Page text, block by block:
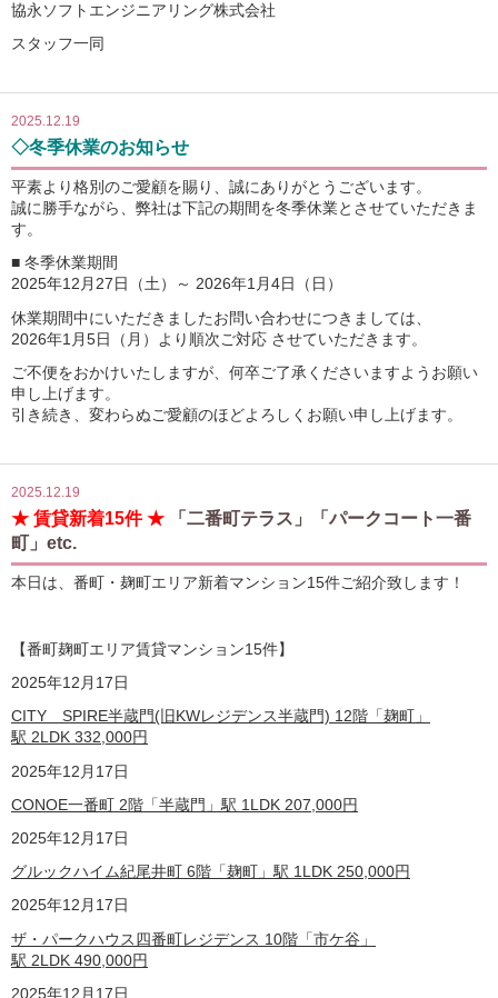
協永ソフトエンジニアリング株式会社
スタッフ一同
2025.12.19
◇冬季休業のお知らせ
平素より格別のご愛顧を賜り、誠にありがとうございます。
誠に勝手ながら、弊社は下記の期間を冬季休業とさせていただきま
す。
■ 冬季休業期間
2025年12月27日（土）～ 2026年1月4日（日）
休業期間中にいただきましたお問い合わせにつきましては、
2026年1月5日（月）より順次ご対応 させていただきます。
ご不便をおかけいたしますが、何卒ご了承くださいますようお願い
申し上げます。
引き続き、変わらぬご愛顧のほどよろしくお願い申し上げます。
2025.12.19
★ 賃貸新着15件 ★
「二番町テラス」「パークコート一番
町」etc.
本日は、番町・麹町エリア新着マンション15件ご紹介致します！
【番町麹町エリア賃貸マンション15件】
2025年12月17日
CITY SPIRE半蔵門(旧KWレジデンス半蔵門) 12階「麹町」
駅 2LDK 332,000円
2025年12月17日
CONOE一番町 2階「半蔵門」駅 1LDK 207,000円
2025年12月17日
グルックハイム紀尾井町 6階「麹町」駅 1LDK 250,000円
2025年12月17日
ザ・パークハウス四番町レジデンス 10階「市ケ谷」
駅 2LDK 490,000円
2025年12月17日